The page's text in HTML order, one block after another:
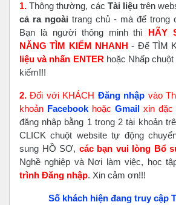
1. Thông thường, các Tài liệu trên
cả ra ngoài trang chủ - mà để trong
Bạn là người thông minh thì HÃY
NĂNG TÌM KIẾM NHANH - Để TÌM
liệu và nhấn ENTER hoặc Nhấp
kiếm!!!
2. Đối với KHÁCH Đăng nhập vào
khoản Facebook hoặc Gmailxin đặc
đăng nhập bằng 1 trong 2 tài khoản
CLICK chuột website tự động
sung HỒ SƠ, các bạn vui lòng Bổ
Nghề nghiệp và Nơi làm việc, học
trình Đăng nhập. Xin cảm ơn!!!
Số khách hiện đang truy cập